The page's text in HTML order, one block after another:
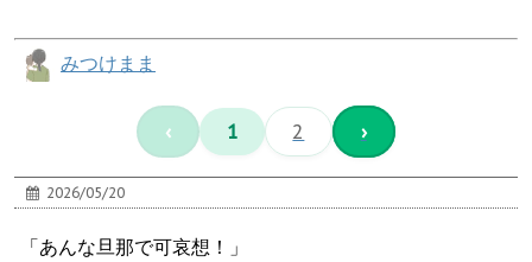
みつけまま
‹ 1 2 ›
2026/05/20
「あんな旦那で可哀想！」